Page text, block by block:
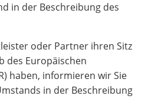
in der Beschreibung des
oder Partner ihren Sitz
des Europäischen
haben, informieren wir Sie
in der Beschreibung